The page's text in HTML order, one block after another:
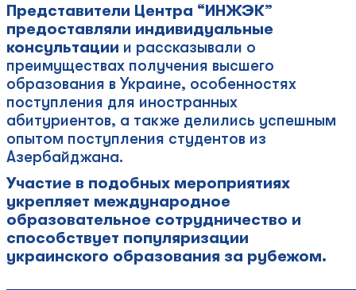
Представители Центра “ИНЖЭК”
предоставляли индивидуальные
консультации и рассказывали о
преимуществах получения высшего
образования в Украине, особенностях
поступления для иностранных
абитуриентов, а также делились успешным
опытом поступления студентов из
Азербайджана.
Участие в подобных мероприятиях
укрепляет международное
образовательное сотрудничество и
способствует популяризации
украинского образования за рубежом.